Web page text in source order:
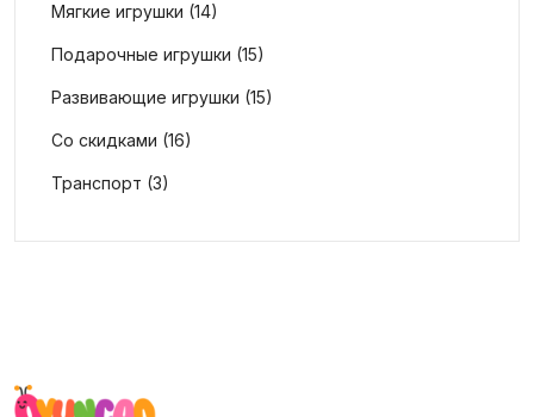
Мягкие игрушки (14)
Подарочные игрушки (15)
Развивающие игрушки (15)
Со скидками (16)
Транспорт (3)